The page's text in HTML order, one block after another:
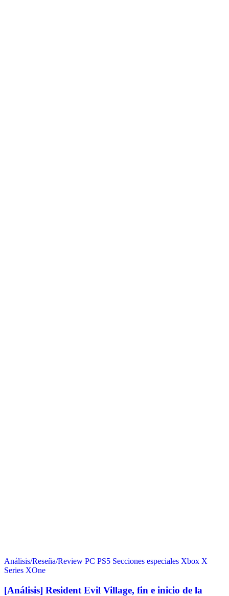
Análisis/Reseña/Review PC PS5 Secciones especiales Xbox X
Series XOne
[Análisis] Resident Evil Village, fin e inicio de la